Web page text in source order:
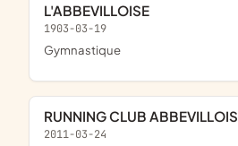
L'ABBEVILLOISE
1903-03-19
gymnastique
RUNNING CLUB ABBEVILLOIS
2011-03-24